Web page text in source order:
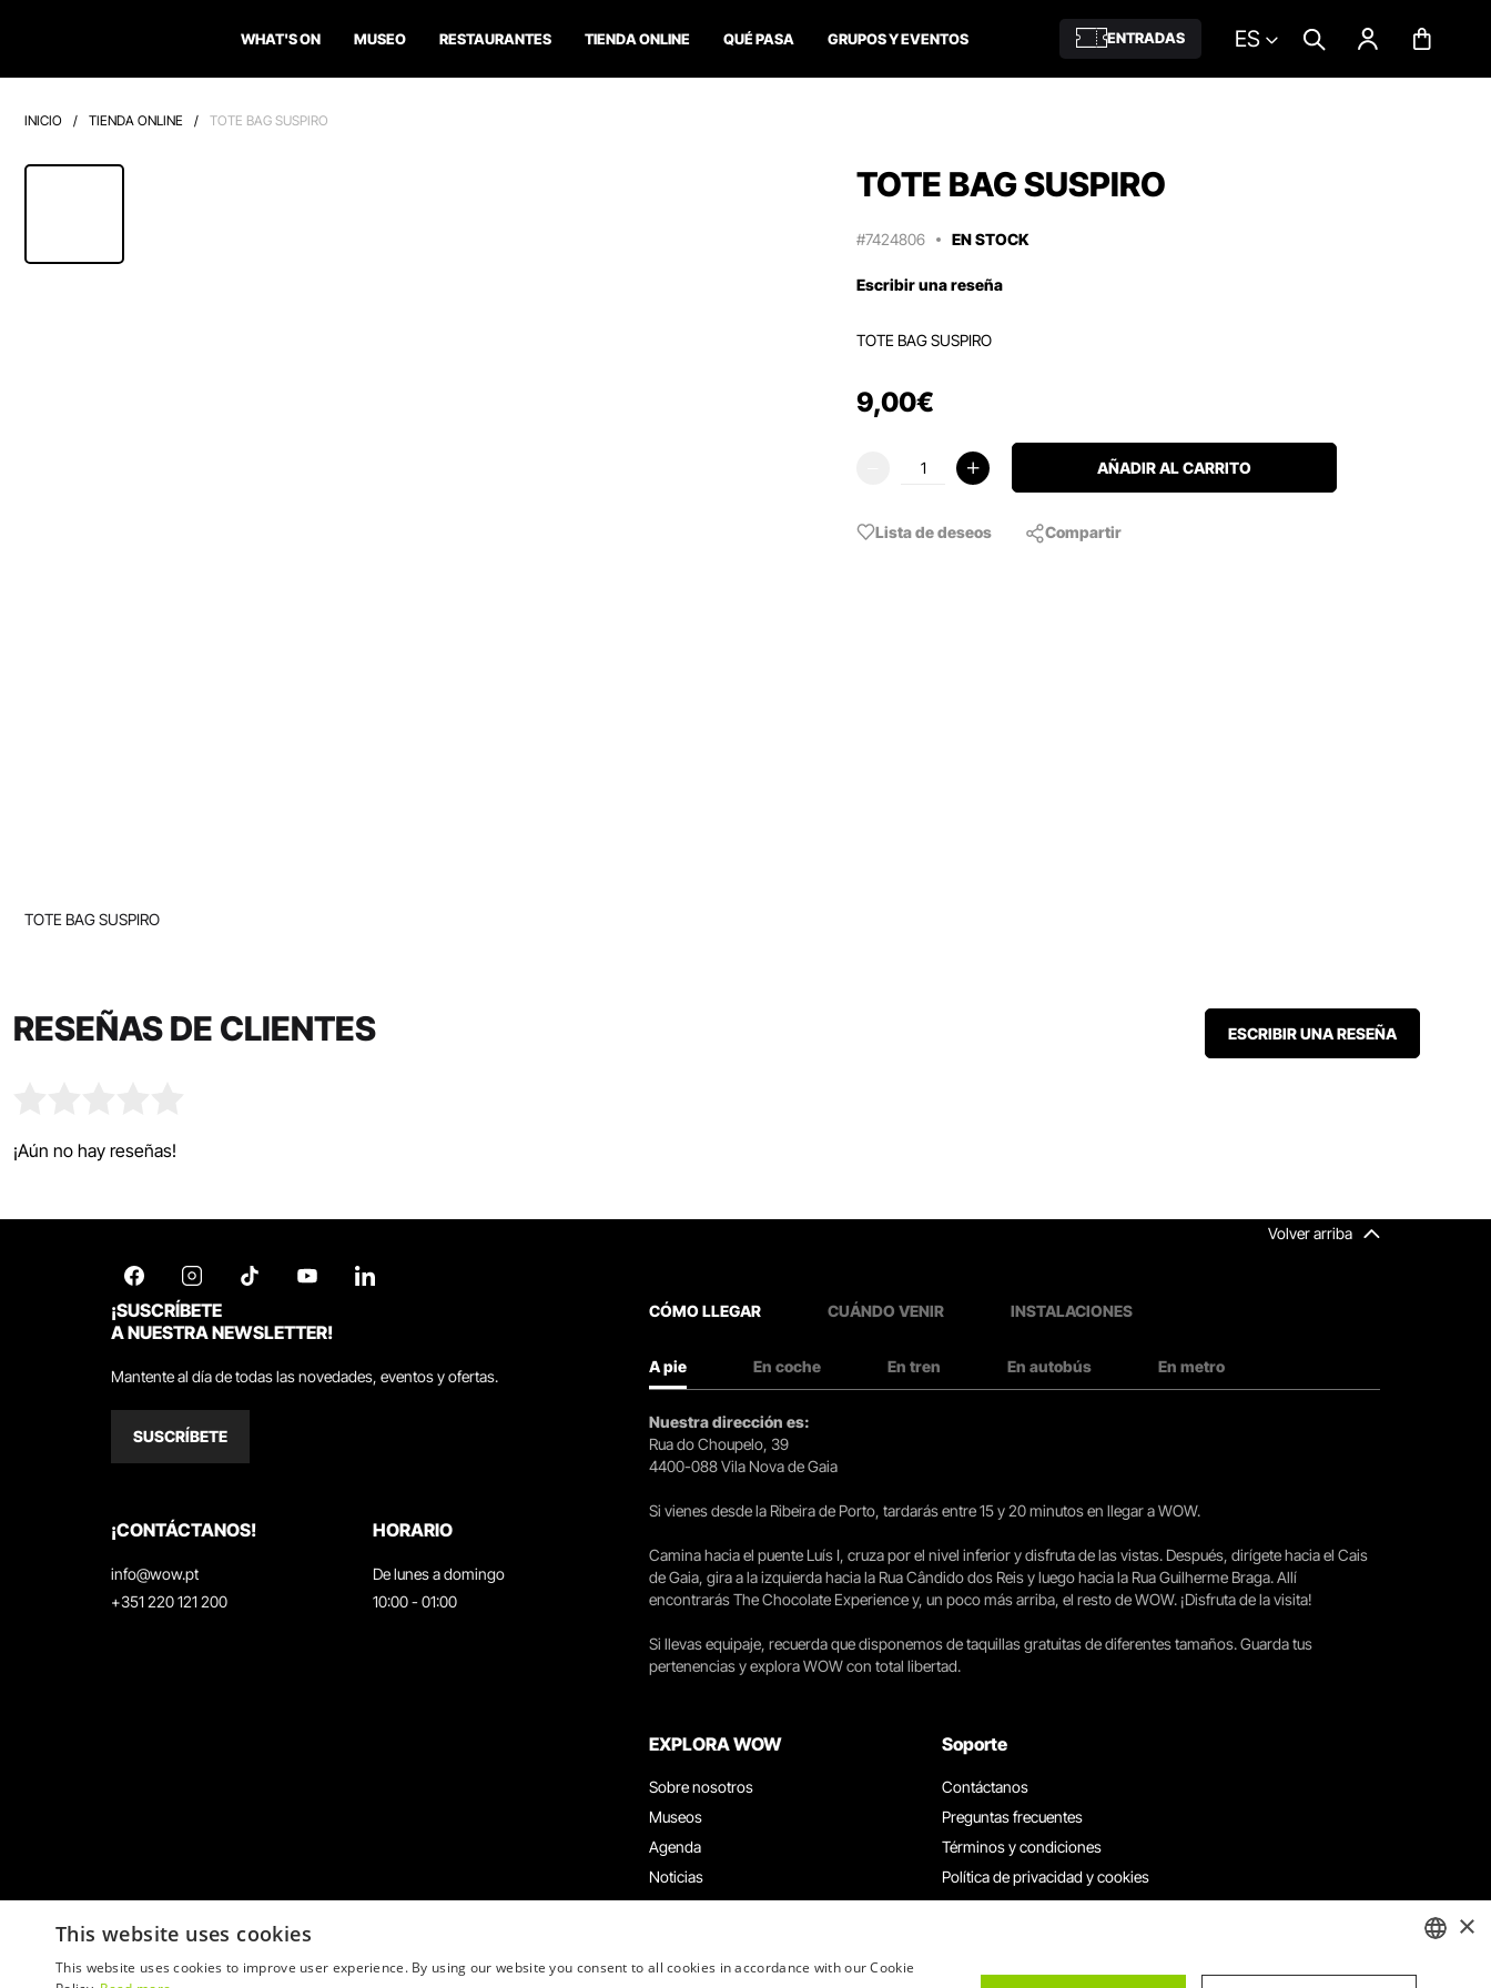
WHAT'S ON MUSEO RESTAURANTES TIENDA ONLINE QUÉ PASA GRUPOS Y EVENTOS ENTRADAS ES
INICIO / TIENDA ONLINE / TOTE BAG SUSPIRO
TOTE BAG SUSPIRO
#7424806 EN STOCK
Escribir una reseña
TOTE BAG SUSPIRO
9,00€
AÑADIR AL CARRITO
Lista de deseos Compartir
TOTE BAG SUSPIRO
RESEÑAS DE CLIENTES
¡Aún no hay reseñas!
ESCRIBIR UNA RESEÑA
Volver arriba
¡SUSCRÍBETE
A NUESTRA NEWSLETTER!
Mantente al día de todas las novedades, eventos y ofertas.
SUSCRÍBETE
¡CONTÁCTANOS!
info@wow.pt
+351 220 121 200
HORARIO
De lunes a domingo
10:00 - 01:00
CÓMO LLEGAR CUÁNDO VENIR INSTALACIONES
A pie En coche En tren En autobús En metro
Nuestra dirección es:
Rua do Choupelo, 39
4400-088 Vila Nova de Gaia
Si vienes desde la Ribeira de Porto, tardarás entre 15 y 20 minutos en llegar a WOW.
Camina hacia el puente Luís I, cruza por el nivel inferior y disfruta de las vistas. Después, dirígete hacia el Cais
de Gaia, gira a la izquierda hacia la Rua Cândido dos Reis y luego hacia la Rua Guilherme Braga. Allí
encontrarás The Chocolate Experience y, un poco más arriba, el resto de WOW. ¡Disfruta de la visita!
Si llevas equipaje, recuerda que disponemos de taquillas gratuitas de diferentes tamaños. Guarda tus
pertenencias y explora WOW con total libertad.
EXPLORA WOW
Sobre nosotros
Museos
Agenda
Noticias
Restaurantes
Grupos y eventos
Soporte
Contáctanos
Preguntas frecuentes
Términos y condiciones
Política de privacidad y cookies
Trabaja con nosotros
×
This website uses cookies
This website uses cookies to improve user experience. By using our website you consent to all cookies in accordance with our Cookie